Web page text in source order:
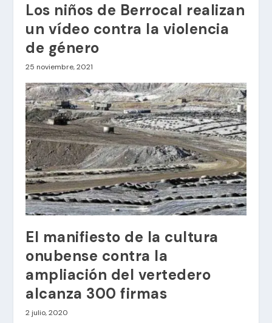
Los niños de Berrocal realizan
un vídeo contra la violencia
de género
25 noviembre, 2021
El manifiesto de la cultura
onubense contra la
ampliación del vertedero
alcanza 300 firmas
2 julio, 2020